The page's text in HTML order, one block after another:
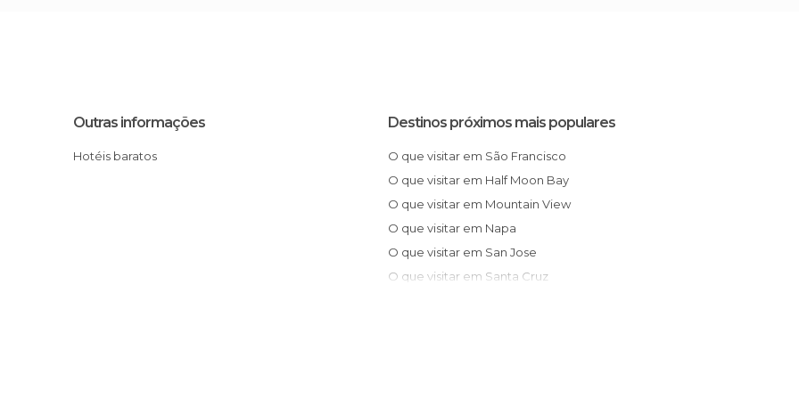
Outras informações
Hotéis baratos
Destinos próximos mais populares
O que visitar em São Francisco
O que visitar em Half Moon Bay
O que visitar em Mountain View
O que visitar em Napa
O que visitar em San Jose
O que visitar em Santa Cruz